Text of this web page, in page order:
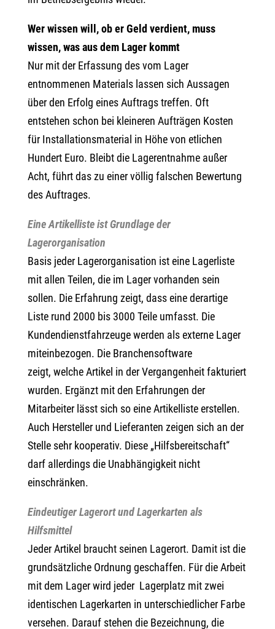
Wer wissen will, ob er Geld verdient, muss
wissen, was aus dem Lager kommt
Nur mit der Erfassung des vom Lager
entnommenen Materials lassen sich Aussagen
über den Erfolg eines Auftrags treffen. Oft
entstehen schon bei kleineren Aufträgen Kosten
für Installationsmaterial in Höhe von etlichen
Hundert Euro. Bleibt die Lagerentnahme außer
Acht, führt das zu einer völlig falschen Bewertung
des Auftrages.
Eine Artikelliste ist Grundlage der
Lagerorganisation
Basis jeder Lagerorganisation ist eine Lagerliste
mit allen Teilen, die im Lager vorhanden sein
sollen. Die Erfahrung zeigt, dass eine derartige
Liste rund 2000 bis 3000 Teile umfasst. Die
Kundendienstfahrzeuge werden als externe Lager
miteinbezogen. Die Branchensoftware
zeigt, welche Artikel in der Vergangenheit fakturiert
wurden. Ergänzt mit den Erfahrungen der
Mitarbeiter lässt sich so eine Artikelliste erstellen.
Auch Hersteller und Lieferanten zeigen sich an der
Stelle sehr kooperativ. Diese „Hilfsbereitschaft“
darf allerdings die Unabhängigkeit nicht
einschränken.
Eindeutiger Lagerort und Lagerkarten als
Hilfsmittel
Jeder Artikel braucht seinen Lagerort. Damit ist die
grundsätzliche Ordnung geschaffen. Für die Arbeit
mit dem Lager wird jeder Lagerplatz mit zwei
identischen Lagerkarten in unterschiedlicher Farbe
versehen. Darauf stehen die Bezeichnung, die